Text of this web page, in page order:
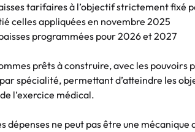
tarifaires à l’objectif strictement fixé
celles appliquées en novembre 2025
programmées pour 2026 et 2027
prêts à construire, avec les pouvoirs
spécialité, permettant d’atteindre les
l’exercice médical.
dépenses ne peut pas être une mécanique